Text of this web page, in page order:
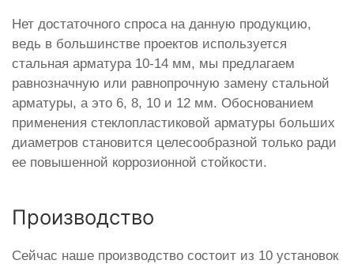
Нет достаточного спроса на данную продукцию,
ведь в большинстве проектов используется
стальная арматура 10-14 мм, мы предлагаем
равнозначную или равнопрочную замену стальной
арматуры, а это 6, 8, 10 и 12 мм. Обоснованием
применения стеклопластиковой арматуры больших
диаметров становится целесообразной только ради
ее повышенной коррозионной стойкости.
Производство
Сейчас наше производство состоит из 10 установок